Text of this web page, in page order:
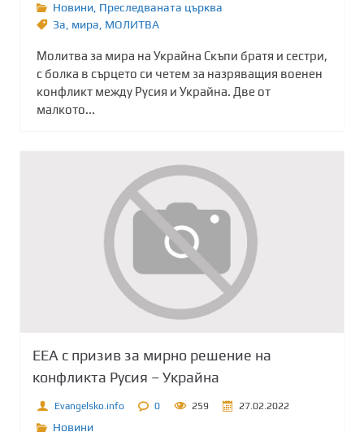
Новини Преследваната църква
Зa мира МОЛИТВА
Молитва за мира на Украйна Скъпи братя и сестри,
с болка в сърцето си четем за назряващия военен
конфликт между Русия и Украйна. Две от
малкото...
ЕЕА с призив за мирно решение на
конфликта Русия – Украйна
Evangelsko.info 0 259 27.02.2022
Новини